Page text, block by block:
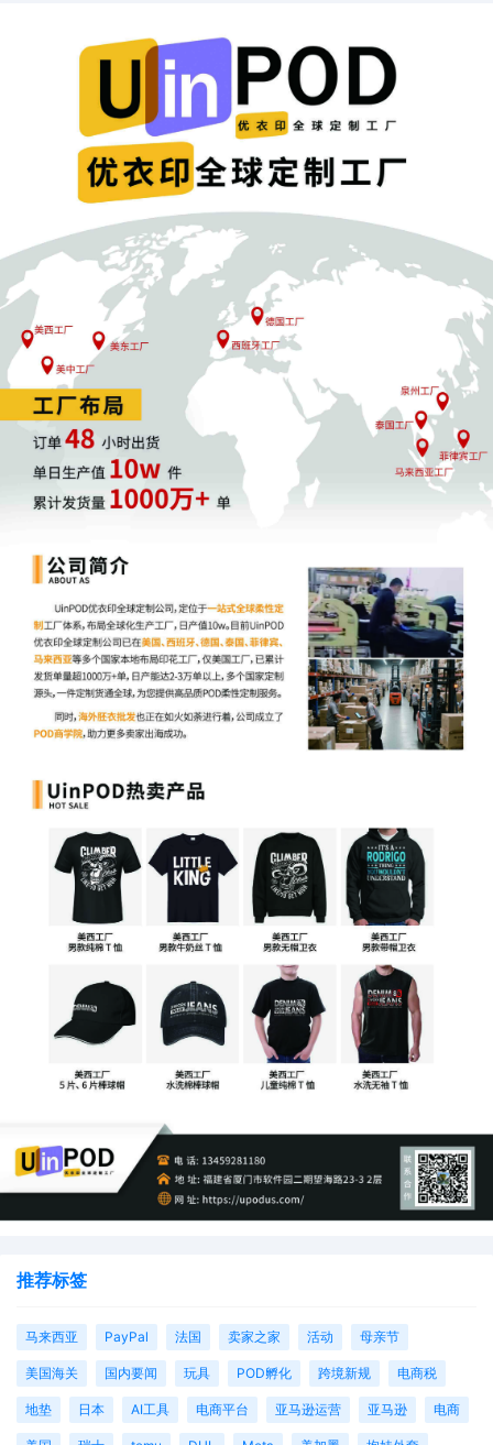
推荐标签
马来西亚 PayPal 法国 卖家之家 活动 母亲节
美国海关 国内要闻 玩具 POD孵化 跨境新规 电商税
地垫 日本 AI工具 电商平台 亚马逊运营 亚马逊 电商